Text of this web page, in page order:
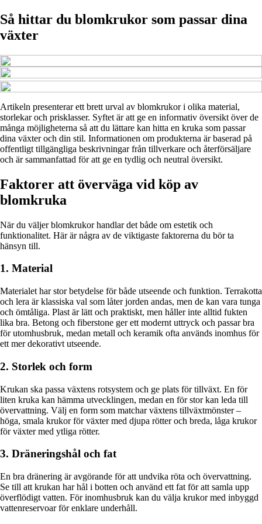
Så hittar du blomkrukor som passar dina
växter
Artikeln presenterar ett brett urval av blomkrukor i olika material,
storlekar och prisklasser. Syftet är att ge en informativ översikt över de
många möjligheterna så att du lättare kan hitta en kruka som passar
dina växter och din stil. Informationen om produkterna är baserad på
offentligt tillgängliga beskrivningar från tillverkare och återförsäljare
och är sammanfattad för att ge en tydlig och neutral översikt.
Faktorer att överväga vid köp av
blomkruka
När du väljer blomkrukor handlar det både om estetik och
funktionalitet. Här är några av de viktigaste faktorerna du bör ta
hänsyn till.
1. Material
Materialet har stor betydelse för både utseende och funktion. Terrakotta
och lera är klassiska val som låter jorden andas, men de kan vara tunga
och ömtåliga. Plast är lätt och praktiskt, men håller inte alltid fukten
lika bra. Betong och fiberstone ger ett modernt uttryck och passar bra
för utomhusbruk, medan metall och keramik ofta används inomhus för
ett mer dekorativt utseende.
2. Storlek och form
Krukan ska passa växtens rotsystem och ge plats för tillväxt. En för
liten kruka kan hämma utvecklingen, medan en för stor kan leda till
övervattning. Välj en form som matchar växtens tillväxtmönster –
höga, smala krukor för växter med djupa rötter och breda, låga krukor
för växter med ytliga rötter.
3. Dräneringshål och fat
En bra dränering är avgörande för att undvika röta och övervattning.
Se till att krukan har hål i botten och använd ett fat för att samla upp
överflödigt vatten. För inomhusbruk kan du välja krukor med inbyggd
vattenreservoar för enklare underhåll.